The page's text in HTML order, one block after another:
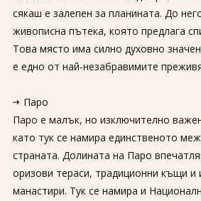
сякаш е залепен за планината. До
живописна пътека, която предлага
Това място има силно духовно
е едно от най-незабравимите
Паро
Паро е малък, но изключително
като тук се намира единственото
страната. Долината на Паро
оризови тераси, традиционни къщи и
манастири. Тук се намира и